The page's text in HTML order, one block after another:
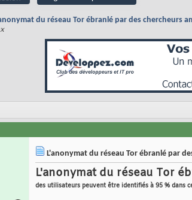
du réseau Tor ébranlé par des chercheurs
L'anonymat du réseau Tor ébranlé par
L'anonymat du réseau Tor
des utilisateurs peuvent être identifiés à 95 % dans